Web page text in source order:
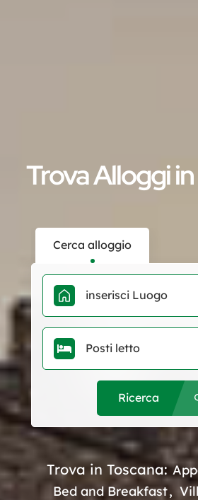
Trova Alloggi
Cerca alloggio
Posti letto
Ricerca
Trova in Toscana:
Bed and Breakfast